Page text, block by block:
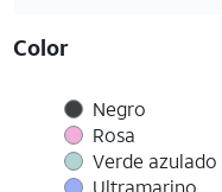
Color
Negro
Rosa
Verde azulado
Ultramarino